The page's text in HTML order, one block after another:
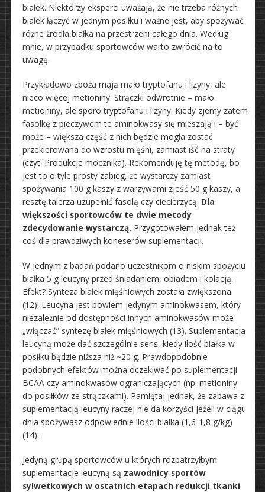
białek. Niektórzy eksperci uważają, że nie trzeba różnych
białek łączyć w jednym posiłku i ważne jest, aby spożywać
różne źródła białka na przestrzeni całego dnia. Według
mnie, w przypadku sportowców warto zwrócić na to
uwagę.
Przykładowo zboża mają mało tryptofanu i lizyny, ale
nieco więcej metioniny. Strączki odwrotnie – mało
metioniny, ale sporo tryptofanu i lizyny. Kiedy zjemy zatem
fasolkę z pieczywem te aminokwasy się mieszają i – być
może – większa część z nich będzie mogła zostać
przekierowana do wzrostu mięśni, zamiast iść na straty
(czyt. Produkcje mocznika). Rekomenduję tę metodę, bo
jest to o tyle prosty zabieg, że wystarczy zamiast
spożywania 100 g kaszy z warzywami zjeść 50 g kaszy, a
resztę talerza uzupełnić fasolą czy ciecierzycą. Dla
większości sportowców te dwie metody
zdecydowanie wystarczą. Przygotowałem jednak też
coś dla prawdziwych koneserów suplementacji.
W jednym z badań podano uczestnikom o niskim spożyciu
białka 5 g leucyny przed śniadaniem, obiadem i kolacją.
Efekt? Synteza białek mięśniowych została zwiększona
(12)! Leucyna jest bowiem jedynym aminokwasem, który
niezależnie od dostępności innych aminokwasów może
„włączać” syntezę białek mięśniowych (13). Suplementacja
leucyną może dać szczególnie sens, kiedy ilość białka w
posiłku będzie niższa niż ~20 g. Prawdopodobnie
podobnych efektów można oczekiwać po suplementacji
BCAA czy aminokwasów ograniczających (np. metioniny
do posiłków ze strączkami). Pamiętaj jednak, że zabawa z
suplementacją leucyny raczej nie da korzyści jeżeli w ciągu
dnia spożywasz odpowiednie ilości białka (1,6-1,8 g/kg)
(14).
Jedyną grupą sportowców u których rozpatrzyłbym
suplementacje leucyną są zawodnicy sportów
sylwetkowych w ostatnich etapach redukcji tkanki